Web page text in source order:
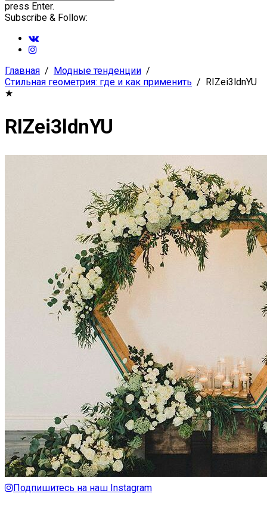
press Enter.
Subscribe & Follow:
Главная
Модные тенденции
Стильная геометрия: где и как применить
RIZei3ldnYU
★
RIZei3ldnYU
Подпишитесь на наш Instagram